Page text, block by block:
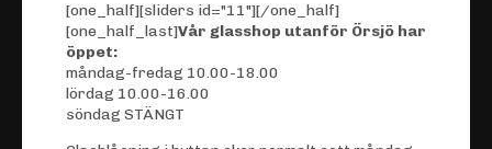
[one_half][sliders id="11"][/one_half]
[one_half_last]Vår glasshop utanför Örsjö har
öppet:
måndag-fredag 10.00-18.00
lördag 10.00-16.00
söndag STÄNGT